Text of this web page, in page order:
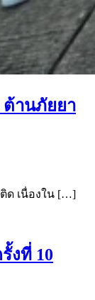
ต้านภัยยา
ด เนื่องใน […]
งที่ 10